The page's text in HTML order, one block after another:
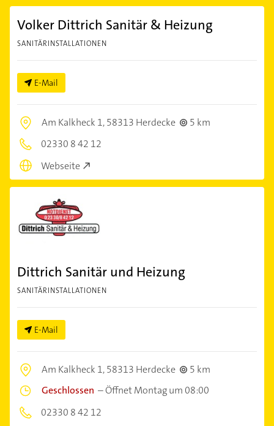
Volker Dittrich Sanitär & Heizung
SANITÄRINSTALLATIONEN
E-Mail
Am Kalkheck 1,58313 Herdecke
5 km
02330 8 42 12
Webseite
Dittrich Sanitär und Heizung
SANITÄRINSTALLATIONEN
E-Mail
Am Kalkheck 1,58313 Herdecke
5 km
Geschlossen –Öffnet Montag um 08:00
02330 8 42 12